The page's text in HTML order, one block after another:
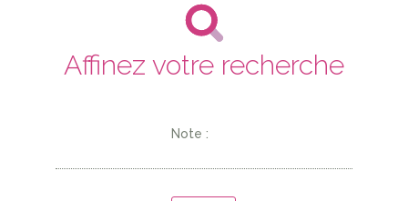
Affinez votre recherche
Note :